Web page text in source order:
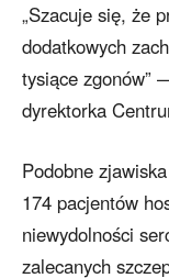
„Szacuje się, że
dodatkowych
tysiące zgonów”
dyrektorka
Podobne
174 pacjentów
niewydolności
zalecanych